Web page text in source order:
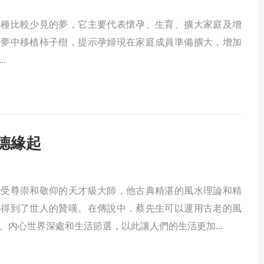
比較少見的夢，它主要代表懷孕、生育、擴大家庭及增
中移植柿子樹，提示孕婦現在家庭成員準備擴大，增加
緣起
尊崇和敬仰的天才級大師，他古典精湛的風水理論和精
到了世人的贊嘆。在傳說中，蔡先生可以運用古老的風
內心世界深處和生活節選，以此讓人們的生活更加...